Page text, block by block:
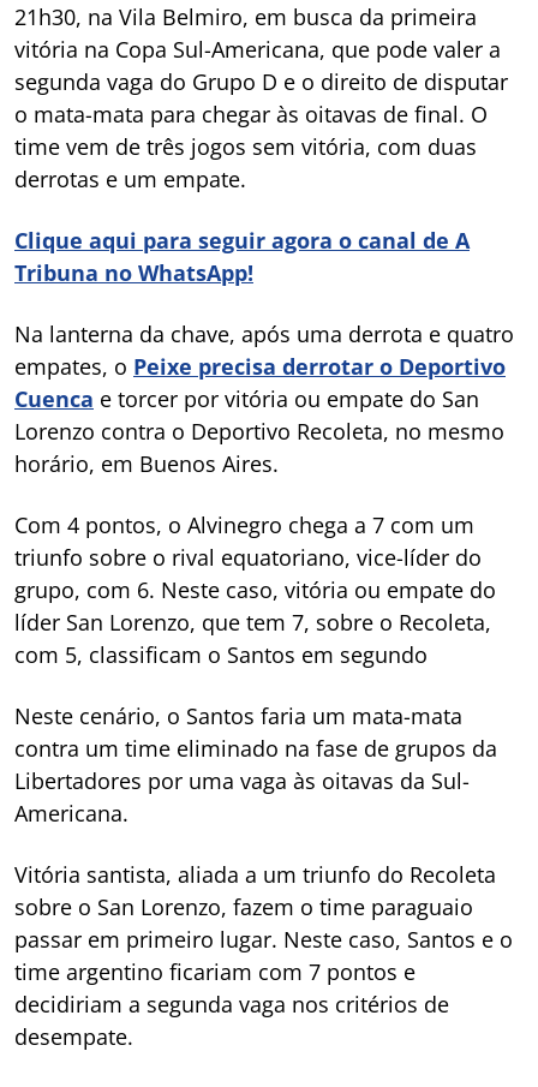
21h30, na Vila Belmiro, em busca da primeira
vitória na Copa Sul-Americana, que pode valer a
segunda vaga do Grupo D e o direito de disputar
o mata-mata para chegar às oitavas de final. O
time vem de três jogos sem vitória, com duas
derrotas e um empate.
Clique aqui para seguir agora o canal de A
Tribuna no WhatsApp!
Na lanterna da chave, após uma derrota e quatro
empates, o Peixe precisa derrotar o Deportivo
Cuenca e torcer por vitória ou empate do San
Lorenzo contra o Deportivo Recoleta, no mesmo
horário, em Buenos Aires.
Com 4 pontos, o Alvinegro chega a 7 com um
triunfo sobre o rival equatoriano, vice-líder do
grupo, com 6. Neste caso, vitória ou empate do
líder San Lorenzo, que tem 7, sobre o Recoleta,
com 5, classificam o Santos em segundo
Neste cenário, o Santos faria um mata-mata
contra um time eliminado na fase de grupos da
Libertadores por uma vaga às oitavas da Sul-
Americana.
Vitória santista, aliada a um triunfo do Recoleta
sobre o San Lorenzo, fazem o time paraguaio
passar em primeiro lugar. Neste caso, Santos e o
time argentino ficariam com 7 pontos e
decidiriam a segunda vaga nos critérios de
desempate.